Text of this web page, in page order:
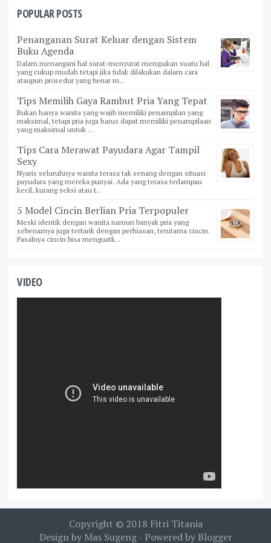
POPULAR POSTS
Penanganan Surat Keluar dengan Sistem
Buku Agenda
Dalam menangani hal surat-menyurat merupakan suatu hal
yang cukup mudah tetapi jika tidak dilakukan dalam cara
ataupun prosedur yang benar m...
Tips Memilih Gaya Rambut Pria Yang Tepat
Bukan hanya wanita yang wajib memiliki penampilan yang
maksimal, tetapi pria juga harus dapat memiliki penampilaan
yang maksimal untuk ...
Tips Cara Merawat Payudara Agar Tampil
Sexy
Nyaris seluruhnya wanita terasa tak senang dengan situasi
payudara yang mereka punyai. Ada yang terasa terlampau
kecil, kurang seksi atau t...
5 Model Cincin Berlian Pria Terpopuler
Meski identik dengan wanita namun banyak pria yang
sebenarnya juga tertarik dengan perhiasan, terutama cincin.
Pasalnya cincin bisa menguatk...
VIDEO
Copyright © 2018 Fitri Titania
Design by Mas Sugeng- Powered by Blogger